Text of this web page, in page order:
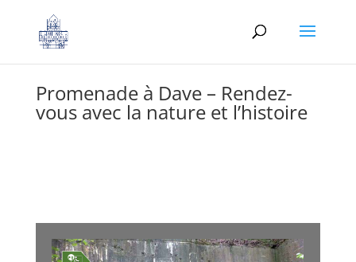
Promenade à Dave – Rendez-
vous avec la nature et l’histoire